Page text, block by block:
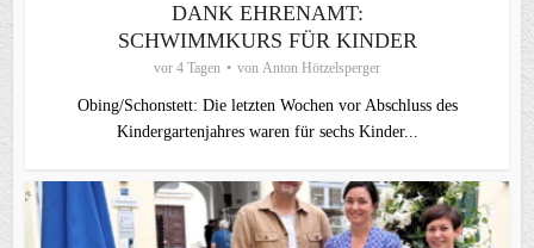
DANK EHRENAMT:
SCHWIMMKURS FÜR KINDER
vor 4 Tagen von Anton Hötzelsperger
Obing/Schonstett: Die letzten Wochen vor Abschluss des
Kindergartenjahres waren für sechs Kinder...